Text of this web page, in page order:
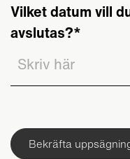
Vilket datum vill
avslutas?
Bekräfta